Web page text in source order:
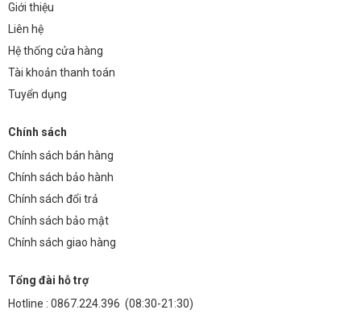
Giới thiệu
Liên hệ
Hệ thống cửa hàng
Tài khoản thanh toán
Tuyển dụng
Chính sách
Chính sách bán hàng
Chính sách bảo hành
Chính sách đổi trả
Chính sách bảo mật
Chính sách giao hàng
Tổng đài hỗ trợ
Hotline : 0867.224.396 (08:30-21:30)